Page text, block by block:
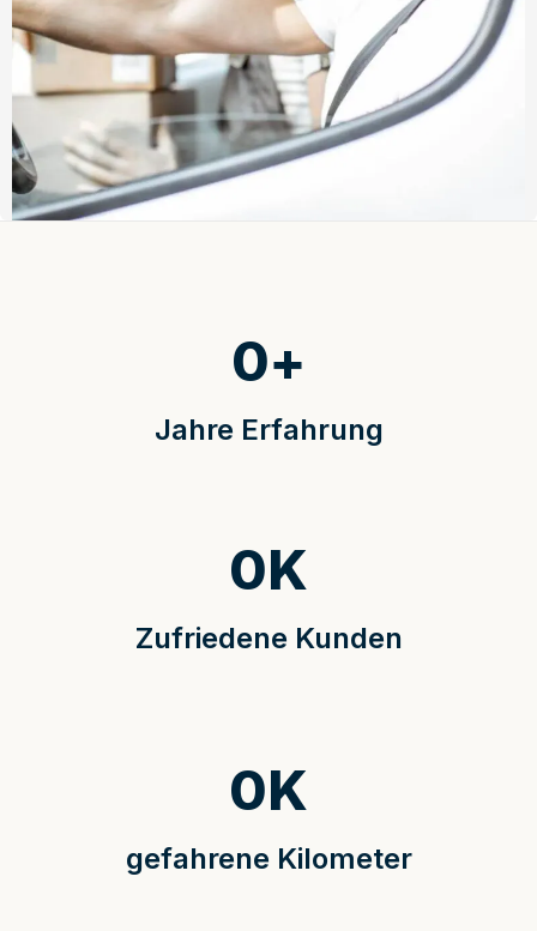
Jahre Erfahrung
0+
Zufriedene Kunden
0K
gefahrene Kilometer
0K